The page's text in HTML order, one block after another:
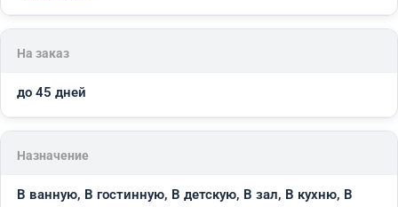
На заказ
до 45 дней
Назначение
В ванную, В гостинную, В детскую, В зал, В кухню, В